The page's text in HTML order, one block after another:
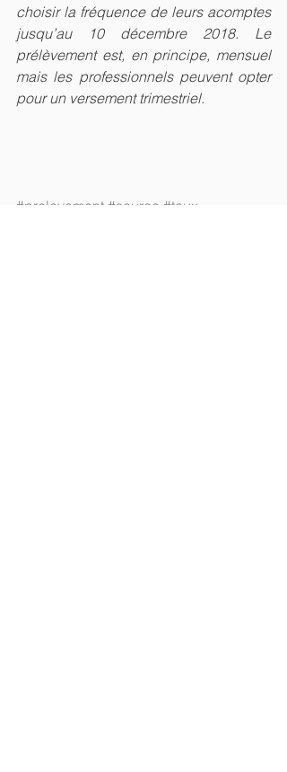
choisir la fréquence de leurs acomptes
jusqu’au 10 décembre 2018. Le
prélèvement est, en principe, mensuel
mais les professionnels peuvent opter
pour un versement trimestriel.
#prelevement #source #taux